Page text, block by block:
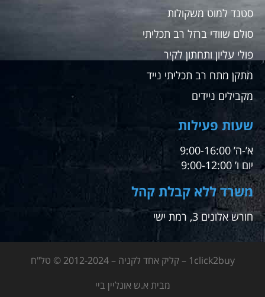
סטנד למוט משקולות
סולם שוודי ברזל רב תכליתי
פולי עליון ותחתון לקיר
מתקן מתח רב תכליתי נייד
מקבילים ניידים
שעות פעילות
א’-ה’ 9:00-16:00
יום ו’ 9:00-12:00
משרד ללא קבלת קהל
חורש אלונים 3, רמת ישי
1click2buy – קליק אחד לקניה – 2012-2024 © טל"ח
מבית א.ש אונליין ביי